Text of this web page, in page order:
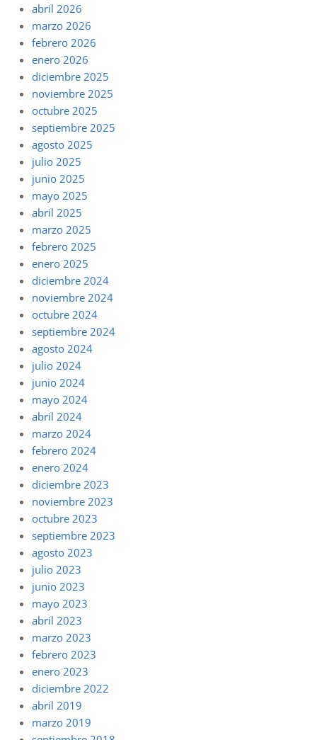
abril 2026
marzo 2026
febrero 2026
enero 2026
diciembre 2025
noviembre 2025
octubre 2025
septiembre 2025
agosto 2025
julio 2025
junio 2025
mayo 2025
abril 2025
marzo 2025
febrero 2025
enero 2025
diciembre 2024
noviembre 2024
octubre 2024
septiembre 2024
agosto 2024
julio 2024
junio 2024
mayo 2024
abril 2024
marzo 2024
febrero 2024
enero 2024
diciembre 2023
noviembre 2023
octubre 2023
septiembre 2023
agosto 2023
julio 2023
junio 2023
mayo 2023
abril 2023
marzo 2023
febrero 2023
enero 2023
diciembre 2022
abril 2019
marzo 2019